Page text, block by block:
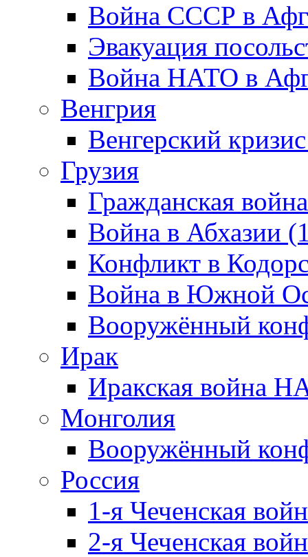
Война СССР в
Эвакуация
Война НАТО в
Венгрия
Венгерский
Грузия
Гражданская
Война в Абхазии
Конфликт в
Война в Южной
Вооружённый
Ирак
Иракская война
Монголия
Вооружённый
Россия
1-я Чеченская
2-я Чеченская